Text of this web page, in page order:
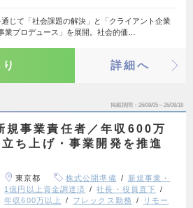
通じて「社会課題の解決」と「クライアント企業
業プロデュース」を展開。社会的価…
詳細へ
掲載期間 26/08/05～26/08/18
規事業責任者／年収600万
ち上げ・事業開発を推進
東京都 株式公開準備
新規事業・
1億円以上資金調達済
社長・役員直下
年収600万以上 フレックス勤務
リモー